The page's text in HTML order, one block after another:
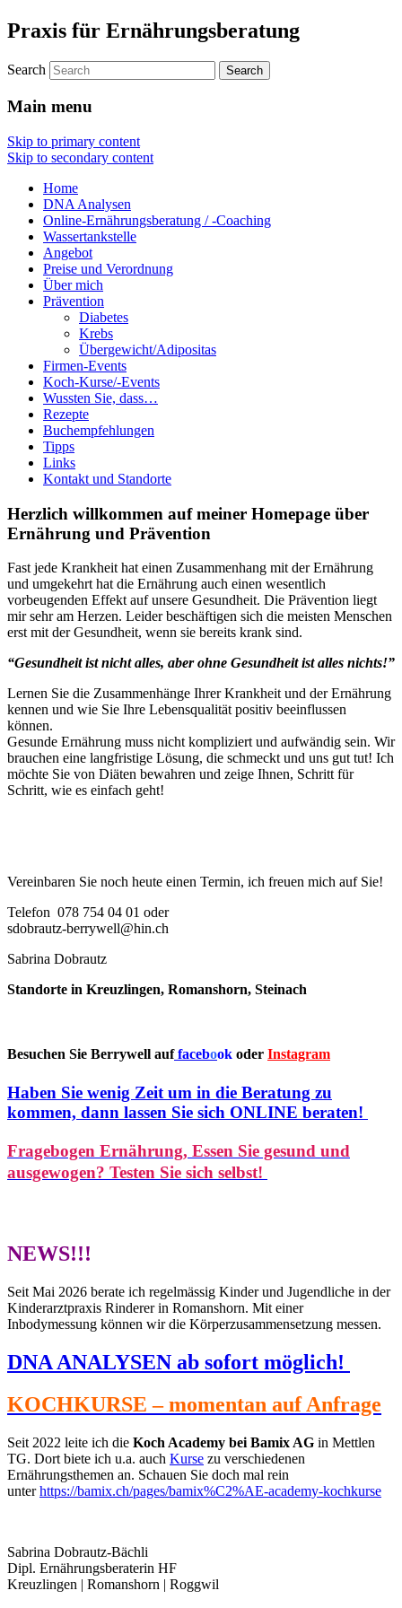
Praxis für Ernährungsberatung
Search
Main menu
Skip to primary content
Skip to secondary content
Home
DNA Analysen
Online-Ernährungsberatung / -Coaching
Wassertankstelle
Angebot
Preise und Verordnung
Über mich
Prävention
Diabetes
Krebs
Übergewicht/Adipositas
Firmen-Events
Koch-Kurse/-Events
Wussten Sie, dass…
Rezepte
Buchempfehlungen
Tipps
Links
Kontakt und Standorte
Herzlich willkommen auf meiner Homepage über
Ernährung und Prävention
Fast jede Krankheit hat einen Zusammenhang mit der Ernährung
und umgekehrt hat die Ernährung auch einen wesentlich
vorbeugenden Effekt auf unsere Gesundheit. Die Prävention liegt
mir sehr am Herzen. Leider beschäftigen sich die meisten Menschen
erst mit der Gesundheit, wenn sie bereits krank sind.
“Gesundheit ist nicht alles, aber ohne Gesundheit ist alles nichts!”
Lernen Sie die Zusammenhänge Ihrer Krankheit und der Ernährung
kennen und wie Sie Ihre Lebensqualität positiv beeinflussen
können.
Gesunde Ernährung muss nicht kompliziert und aufwändig sein. Wir
brauchen eine langfristige Lösung, die schmeckt und uns gut tut! Ich
möchte Sie von Diäten bewahren und zeige Ihnen, Schritt für
Schritt, wie es einfach geht!
Vereinbaren Sie noch heute einen Termin, ich freuen mich auf Sie!
Telefon 078 754 04 01 oder
sdobrautz-berrywell@hin.ch
Sabrina Dobrautz
Standorte in Kreuzlingen, Romanshorn, Steinach
Besuchen Sie Berrywell auffacebook oder Instagram
Haben Sie wenig Zeit um in die Beratung zu
kommen, dann lassen Sie sich ONLINE beraten!
Fragebogen Ernährung, Essen Sie gesund und
ausgewogen? Testen Sie sich selbst!
NEWS!!!
Seit Mai 2026 berate ich regelmässig Kinder und Jugendliche in der
Kinderarztpraxis Rinderer in Romanshorn. Mit einer
Inbodymessung können wir die Körperzusammensetzung messen.
DNA ANALYSEN ab sofort möglich!
KOCHKURSE – momentan auf Anfrage
Seit 2022 leite ich die Koch Academy bei Bamix AG in Mettlen
TG. Dort biete ich u.a. auch Kurse zu verschiedenen
Ernährungsthemen an. Schauen Sie doch mal rein
unterhttps://bamix.ch/pages/bamix%C2%AE-academy-kochkurse
Sabrina Dobrautz-Bächli
Dipl. Ernährungsberaterin HF
Kreuzlingen | Romanshorn | Roggwil